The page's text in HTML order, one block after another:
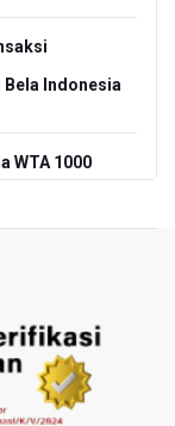
Indonesia
WTA 1000
2
El Nino